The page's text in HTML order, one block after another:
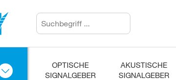
OPTISCHE
SIGNALGEBER
AKUSTISCHE
SIGNALGEBER